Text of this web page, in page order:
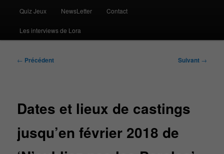
Quiz Jeux NewsLetter Contact
Les interviews de Lora
Navigation
← Précédent Suivant →
Dates et lieux de castings
jusqu’en février 2018 de